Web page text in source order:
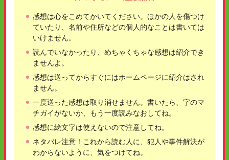
感想は心をこめてかいてください。ほかの人を傷つけ
ていたり、名前や住所などの個人的なことは書いては
いけません。
読んでいなかったり、めちゃくちゃな感想は紹介でき
ませんよ。
感想は送ってからすぐにはホームページに紹介はされ
ません。
一度送った感想は取り消せません。書いたら、字のマ
チガイがないか、もう一度読みなおしてね。
感想に絵文字は使えないので注意してね。
ネタバレ注意！これから読む人に、犯人や事件解決が
わからないように、気をつけてね。